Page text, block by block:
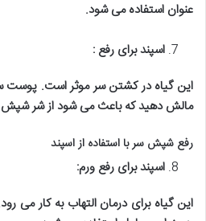
عنوان استفاده می شود.
اسپند برای رفع :
این گیاه در کشتن سر موثر است. پوست
مالش دهید که باعث می شود از شر
رفع شپش سر با استفاده از اسپند
اسپند برای رفع ورم:
این گیاه برای درمان التهاب به کار می